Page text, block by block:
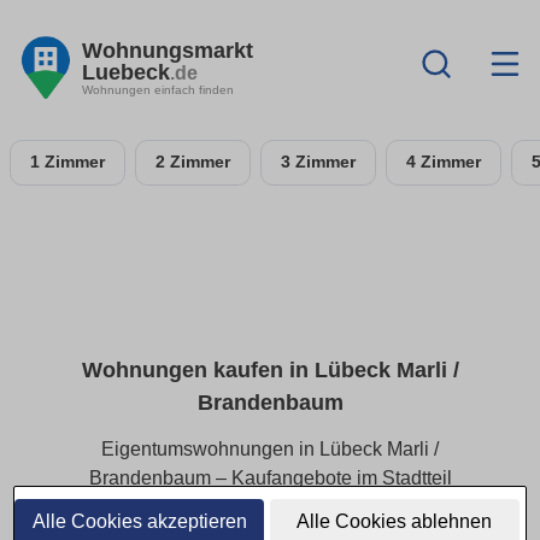
Alle Cookies akzeptieren Alle Cookies ablehnen
Wohnungsmarkt
Luebeck.de
Wohnungen einfach finden
1 Zimmer 2 Zimmer 3 Zimmer 4 Zimmer
Wohnungen kaufen in Lübeck Marli /
Brandenbaum
Eigentumswohnungen in Lübeck Marli /
Brandenbaum – Kaufangebote im Stadtteil
In Lübeck Marli / Brandenbaum finden Käufer attraktive